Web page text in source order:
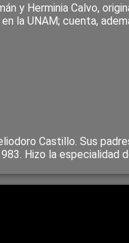
y Herminia Calvo,
la UNAM; cuenta,
Castillo. Sus
Hizo la especialidad